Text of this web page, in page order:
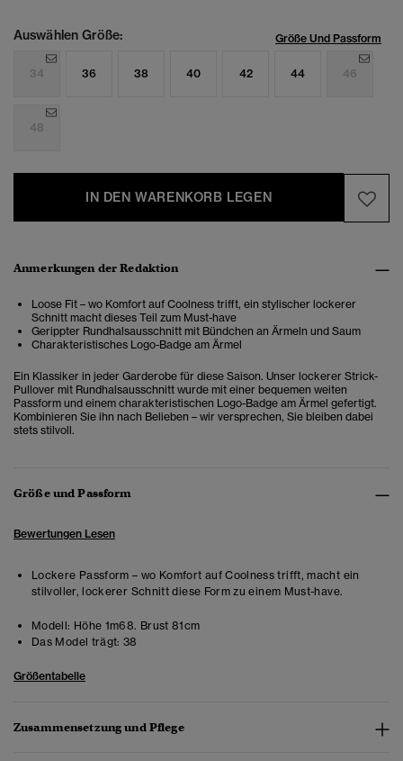
Auswählen Größe: Größe Und Passform
34 36 38 40 42 44 46
48
IN DEN WARENKORB LEGEN
Anmerkungen der Redaktion
Loose Fit – wo Komfort auf Coolness trifft, ein stylischer lockerer
Schnitt macht dieses Teil zum Must-have
Gerippter Rundhalsausschnitt mit Bündchen an Ärmeln und Saum
Charakteristisches Logo-Badge am Ärmel
Ein Klassiker in jeder Garderobe für diese Saison. Unser lockerer Strick-
Pullover mit Rundhalsausschnitt wurde mit einer bequemen weiten
Passform und einem charakteristischen Logo-Badge am Ärmel gefertigt.
Kombinieren Sie ihn nach Belieben – wir versprechen, Sie bleiben dabei
stets stilvoll.
Größe und Passform
Bewertungen Lesen
Lockere Passform – wo Komfort auf Coolness trifft, macht ein
stilvoller, lockerer Schnitt diese Form zu einem Must-have.
Modell: Höhe 1m68. Brust 81cm
Das Model trägt: 38
Größentabelle
Zusammensetzung und Pflege